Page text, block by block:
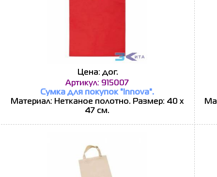
Цена: дог.
Артикул: 915007
Сумка для покупок "Innova".
Материал: Нетканое полотно. Размер: 40 х
47 см.